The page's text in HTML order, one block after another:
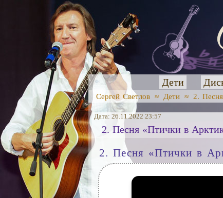
Дети
Сергей Светлов ≈ Дети ≈ 2.
Дата: 26.11.2022 23:57
2. Песня «Птички в
2. Песня «Птички в